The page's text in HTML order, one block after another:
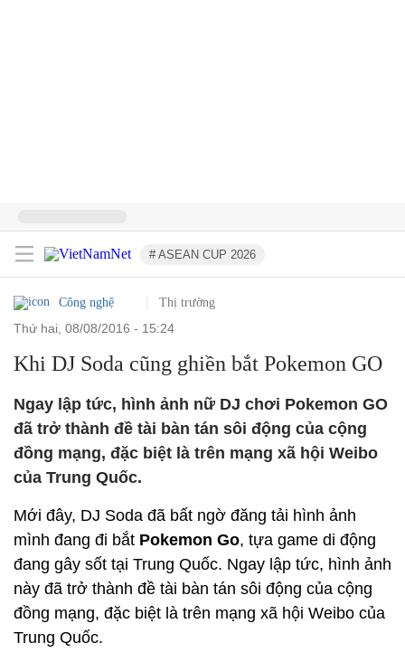
# ASEAN CUP 2026
Công nghệ Thị trường
thứ hai, 08/08/2016 - 15:24
Khi DJ Soda cũng ghiền bắt Pokemon GO
Ngay lập tức, hình ảnh nữ DJ chơi Pokemon GO
đã trở thành đề tài bàn tán sôi động của cộng
đồng mạng, đặc biệt là trên mạng xã hội Weibo
của Trung Quốc.
Mới đây, DJ Soda đã bất ngờ đăng tải hình ảnh
mình đang đi bắt Pokemon Go, tựa game di động
đang gây sốt tại Trung Quốc. Ngay lập tức, hình ảnh
này đã trở thành đề tài bàn tán sôi động của cộng
đồng mạng, đặc biệt là trên mạng xã hội Weibo của
Trung Quốc.